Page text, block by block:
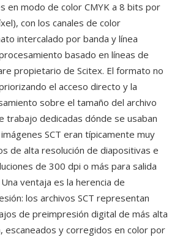
en modo de color CMYK a 8 bits por
con los canales de color
intercalado por banda y línea
basado en líneas de
propietario de Scitex. El formato no
el acceso directo y la
sobre el tamaño del archivo
trabajo dedicadas dónde se usaban
SCT eran típicamente muy
de alta resolución de diapositivas e
de 300 dpi o más para salida
ventaja es la herencia de
los archivos SCT representan
de preimpresión digital de más alta
escaneados y corregidos en color por